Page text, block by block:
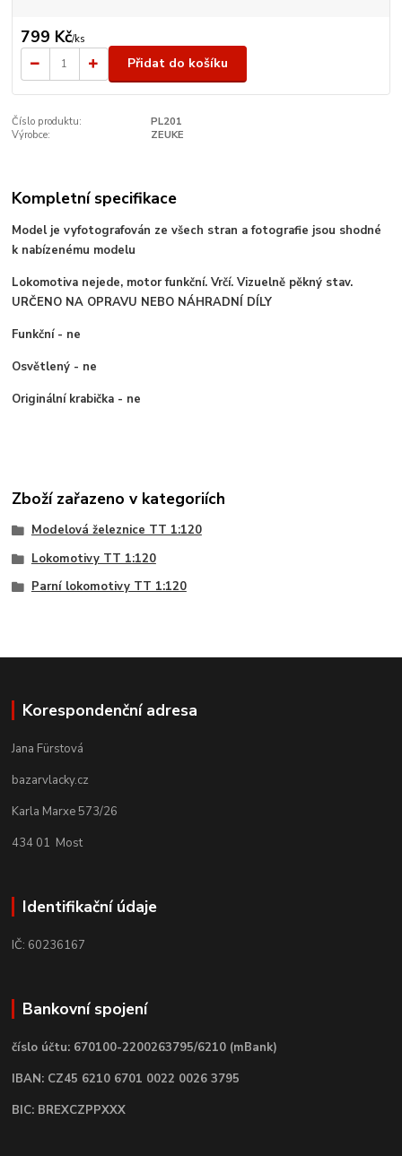
799 Kč/ks
Přidat do košíku
Číslo produktu:
PL201
Výrobce:
ZEUKE
Kompletní specifikace
Model je vyfotografován ze všech stran a fotografie jsou shodné
k nabízenému modelu
Lokomotiva nejede, motor funkční. Vrčí. Vizuelně pěkný stav.
URČENO NA OPRAVU NEBO NÁHRADNÍ DÍLY
Funkční - ne
Osvětlený - ne
Originální krabička - ne
Zboží zařazeno v kategoriích
Modelová železnice TT 1:120
Lokomotivy TT 1:120
Parní lokomotivy TT 1:120
Korespondenční adresa
Jana Fürstová
bazarvlacky.cz
Karla Marxe 573/26
434 01 Most
Identifikační údaje
IČ: 60236167
Bankovní spojení
číslo účtu: 670100-2200263795/6210 (mBank)
IBAN: CZ45 6210 6701 0022 0026 3795
BIC: BREXCZPPXXX